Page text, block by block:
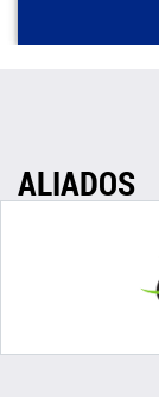
ALIADOS